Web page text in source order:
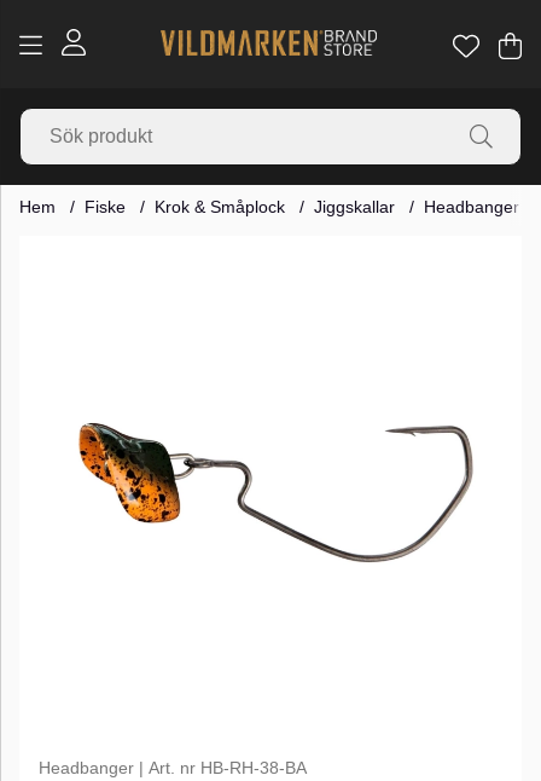
.
Hem Fiske Krok & Småplock Jiggskallar Headbanger
Headbanger | Art. nr HB-RH-38-BA